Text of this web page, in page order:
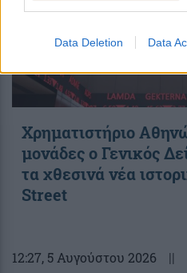
Data Deletion Data
Χρηματιστήριο
μονάδες ο Γενικός
τα χθεσινά νέα
Street
12:27, 5 Αυγούστου 2026 ||